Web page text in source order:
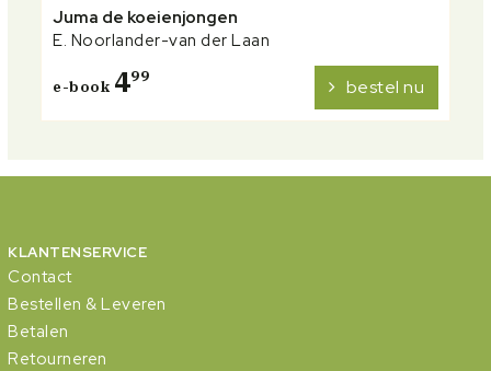
Juma de koeienjongen
E. Noorlander-van der Laan
e-book 499 bestel nu
KLANTENSERVICE
Contact
Bestellen & Leveren
Betalen
Retourneren